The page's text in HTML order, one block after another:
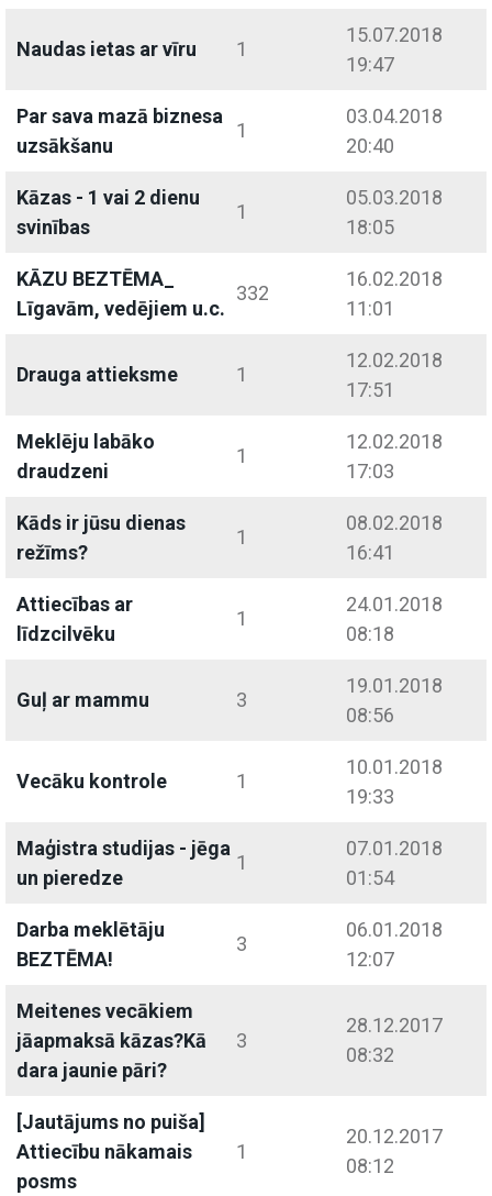
Naudas ietas ar vīru 1
15.07.2018
19:47
Par sava mazā biznesa
uzsākšanu
1
03.04.2018
20:40
Kāzas - 1 vai 2 dienu
svinības
1
05.03.2018
18:05
KĀZU BEZTĒMA_
Līgavām, vedējiem u.c.
332
16.02.2018
11:01
Drauga attieksme 1
12.02.2018
17:51
Meklēju labāko
draudzeni
1
12.02.2018
17:03
Kāds ir jūsu dienas
režīms?
1
08.02.2018
16:41
Attiecības ar
līdzcilvēku
1
24.01.2018
08:18
Guļ ar mammu 3
19.01.2018
08:56
Vecāku kontrole 1
10.01.2018
19:33
Maģistra studijas - jēga
un pieredze
1
07.01.2018
01:54
Darba meklētāju
BEZTĒMA!
3
06.01.2018
12:07
Meitenes vecākiem
jāapmaksā kāzas?Kā
dara jaunie pāri?
3
28.12.2017
08:32
[Jautājums no puiša]
Attiecību nākamais
posms
1
20.12.2017
08:12